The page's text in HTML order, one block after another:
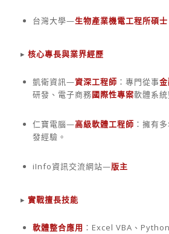
台灣大學—生物產業機電工程所碩士
▸ 核心專長與業界經歷
凱衛資訊—資深工程師 ：專門從事
研發、電子商務國際性專案軟體系統
仁寶電腦—高級軟體工程師 ：擁有
發經驗。
iInfo資訊交流網站—版主
▸ 實戰擅長技能
軟體整合應用 ：Excel VBA、